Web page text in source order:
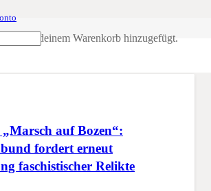
wurde deinem Warenkorb hinzugefügt.
faschistischer Relikte
auf Bozen“:
fordert erneut
faschistischer Relikte